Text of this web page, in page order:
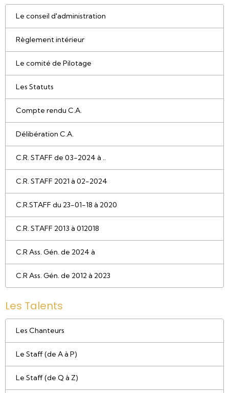
Le conseil d'administration
Règlement intérieur
Le comité de Pilotage
Les Statuts
Compte rendu C.A.
Délibération C.A.
C.R. STAFF de 03-2024 à ..
C.R. STAFF 2021 à 02-2024
C.R.STAFF du 23-01-18 à 2020
C.R. STAFF 2013 à 012018
C.R Ass. Gén. de 2024 à
C.R Ass. Gén. de 2012 à 2023
Les Talents
Les Chanteurs
Le Staff (de A à P)
Le Staff (de Q à Z)